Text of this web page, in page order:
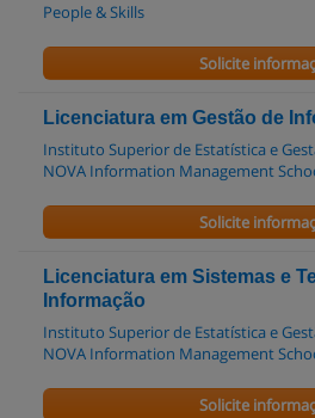
People & Skills
Solicite
Licenciatura em Gestão de
Instituto Superior de Estatística e
NOVA Information Management
Solicite
Licenciatura em Sistemas e
Informação
Instituto Superior de Estatística e
NOVA Information Management
Solicite